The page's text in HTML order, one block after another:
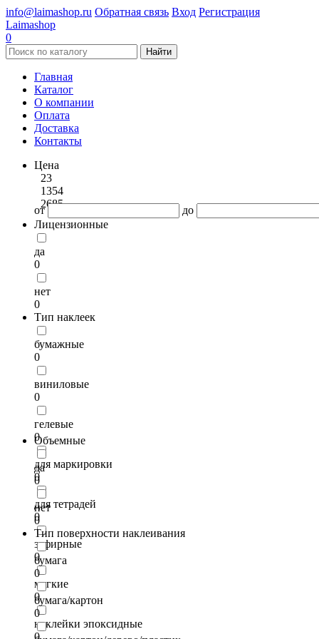
info@laimashop.ru Обратная связь Вход Регистрация
Laimashop
0
Найти
Главная
Каталог
О компании
Оплата
Доставка
Контакты
Цена
23
1354
2685
от
до
Лицензионные
да
0
нет
0
Тип наклеек
бумажные
0
виниловые
0
гелевые
0
для маркировки
0
для тетрадей
0
зефирные
0
мягкие
0
наклейки эпоксидные
0
Объемные
да
0
нет
0
Тип поверхности наклеивания
бумага
0
бумага/картон
0